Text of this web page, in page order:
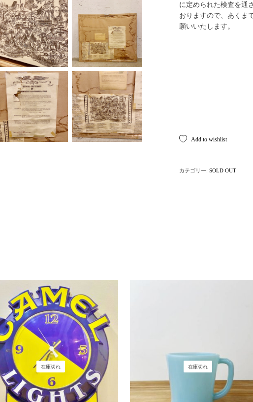
に定められた検査を通
おりますので、あくま
願いいたします。
Add to wishlist
カテゴリー: SOLD OUT
在庫切れ 在庫切れ